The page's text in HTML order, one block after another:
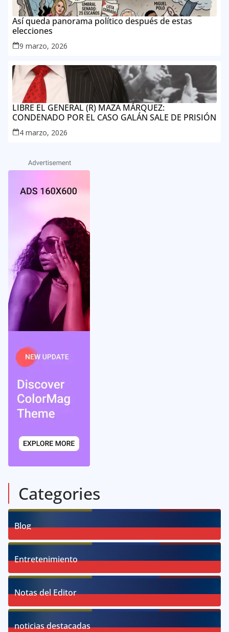
Así queda panorama político después de estas
elecciones
9 marzo, 2026
LIBRE EL GENERAL (R) MAZA MÁRQUEZ:
CONDENADO POR EL CASO GALÁN SALE DE PRISIÓN
4 marzo, 2026
Categories
Blog
Posts
Entretenimiento
Posts
Notas del Editor
Posts
noticias destacadas